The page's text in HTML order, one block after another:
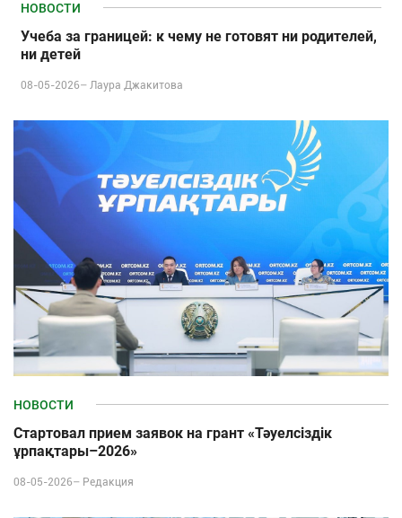
НОВОСТИ
Учеба за границей: к чему не готовят ни родителей,
ни детей
08-05-2026–Лаура Джакитова
НОВОСТИ
Стартовал прием заявок на грант «Тәуелсіздік
ұрпақтары–2026»
08-05-2026– Редакция